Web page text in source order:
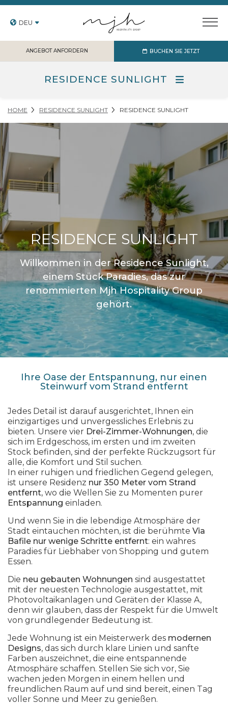
DEU
BUCHEN SIE JETZT
ANGEBOT ANFORDERN
RESIDENCE SUNLIGHT
HOME RESIDENCE SUNLIGHT RESIDENCE SUNLIGHT
RESIDENCE SUNLIGHT
Willkommen in der Residence Sunlight,
einem Stück Paradies, das zur
renommierten Mjh Hospitality Group
gehört.
Ihre Oase der Entspannung, nur einen
Steinwurf vom Strand entfernt
Jedes Detail ist darauf ausgerichtet, Ihnen ein
einzigartiges und unvergessliches Erlebnis zu
bieten. Unsere vier Drei-Zimmer-Wohnungen, die
sich im Erdgeschoss, im ersten und im zweiten
Stock befinden, sind der perfekte Rückzugsort für
alle, die Komfort und Stil suchen.
In einer ruhigen und friedlichen Gegend gelegen,
ist unsere Residenz nur 350 Meter vom Strand
entfernt, wo die Wellen Sie zu Momenten purer
Entspannung einladen.
Und wenn Sie in die lebendige Atmosphäre der
Stadt eintauchen möchten, ist die berühmte Via
Bafile nur wenige Schritte entfernt: ein wahres
Paradies für Liebhaber von Shopping und gutem
Essen.
Die neu gebauten Wohnungen sind ausgestattet
mit der neuesten Technologie ausgestattet, mit
Photovoltaikanlagen und Geräten der Klasse A,
denn wir glauben, dass der Respekt für die Umwelt
von grundlegender Bedeutung ist.
Jede Wohnung ist ein Meisterwerk des modernen
Designs, das sich durch klare Linien und sanfte
Farben auszeichnet, die eine entspannende
Atmosphäre schaffen. Stellen Sie sich vor, Sie
wachen jeden Morgen in einem hellen und
freundlichen Raum auf und sind bereit, einen Tag
voller Sonne und Meer zu genießen.